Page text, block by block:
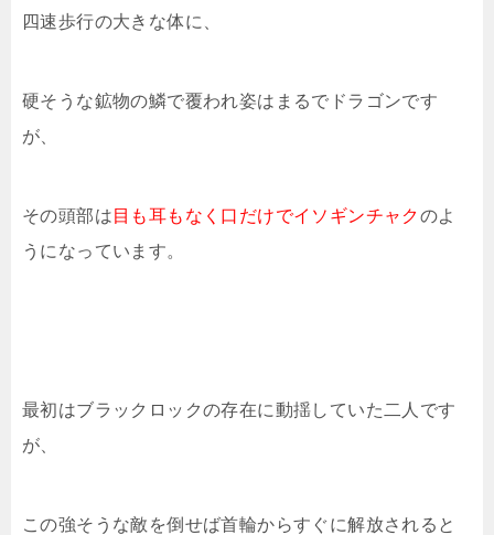
四速歩行の大きな体に、
硬そうな鉱物の鱗で覆われ姿はまるでドラゴンです
が、
その頭部は 目も耳もなく口だけでイソギンチャクのよ
うになっています。
最初はブラックロックの存在に動揺していた二人です
が、
この強そうな敵を倒せば首輪からすぐに解放されると